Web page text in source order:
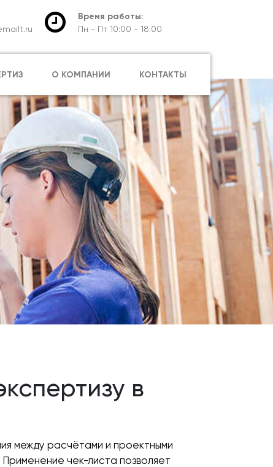
Время работы:
Пн - Пт 10:00 - 18:00
О КОМПАНИИ КОНТАКТЫ
в
между расчётами и проектными
чек-листа позволяет